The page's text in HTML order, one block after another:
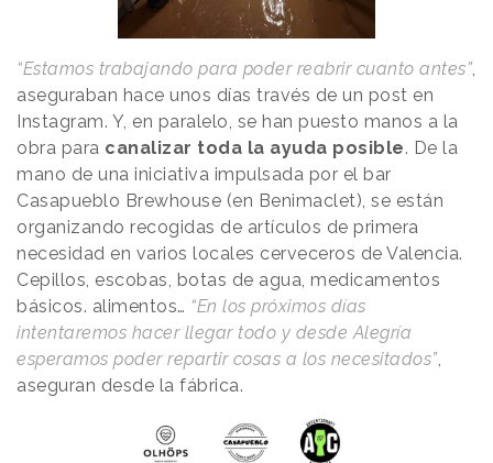
“Estamos trabajando para poder reabrir cuanto antes”,
aseguraban hace unos días través de un post en
Instagram. Y, en paralelo, se han puesto manos a la
obra para canalizar toda la ayuda posible. De la
mano de una iniciativa impulsada por el bar
Casapueblo Brewhouse (en Benimaclet), se están
organizando recogidas de artículos de primera
necesidad en varios locales cerveceros de Valencia.
Cepillos, escobas, botas de agua, medicamentos
básicos. alimentos… “En los próximos días
intentaremos hacer llegar todo y desde Alegría
esperamos poder repartir cosas a los necesitados”,
aseguran desde la fábrica.